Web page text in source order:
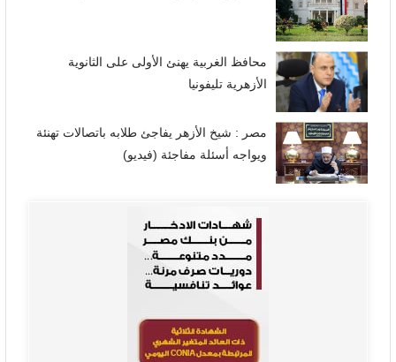
محافظ الغربية يهنئ الأولى على الثانوية
الأزهرية تليفونيا
مصر : شيخ الأزهر يفاجئ طلابه باتصالات تهنئة
ويواجه أسئلة مفاجئة (فيديو)